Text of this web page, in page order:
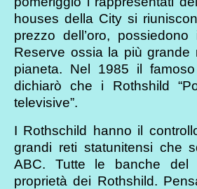
houses della City si
prezzo dell’oro,
Reserve ossia la più grande
pianeta. Nel 1985 il
dichiarò che i Rothshild
televisive”.
I Rothschild hanno il
grandi reti statunitensi che
ABC. Tutte le banche del
proprietà dei Rothshild.